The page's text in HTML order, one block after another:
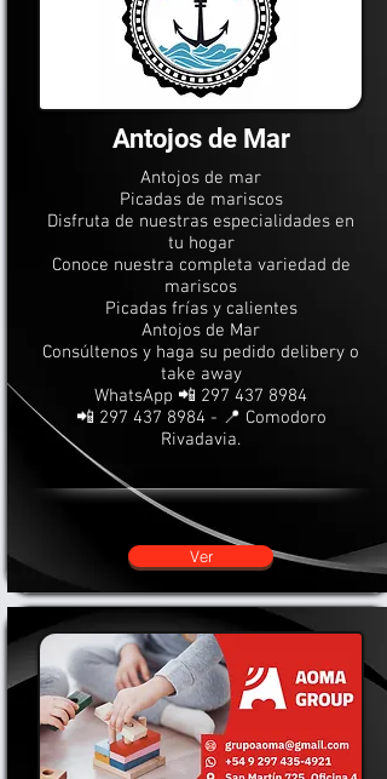
Antojos de Mar
Antojos de mar
Picadas de mariscos
Disfruta de nuestras especialidades en
tu hogar
Conoce nuestra completa variedad de
mariscos
Picadas frías y calientes
Antojos de Mar
Consúltenos y haga su pedido delibery o
take away
WhatsApp 📲 297 437 8984
📲 297 437 8984- 📍 Comodoro
Rivadavia.
Ver